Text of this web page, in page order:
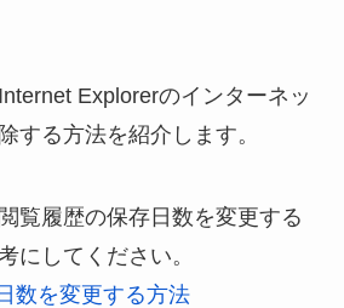
Explorerのインターネッ
する方法を紹介します。
覧履歴の保存日数を変更する
にしてください。
数を変更する方法